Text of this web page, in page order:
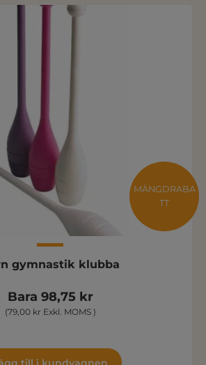
MÄNGDRABA
TT
gymnastik klubba
Bara 98,75 kr
(79,00 kr Exkl. MOMS )